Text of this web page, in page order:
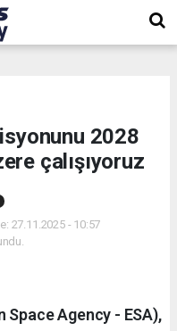
2028
çalışıyoruz
27.11.2025 - 10:57
Space Agency - ESA),